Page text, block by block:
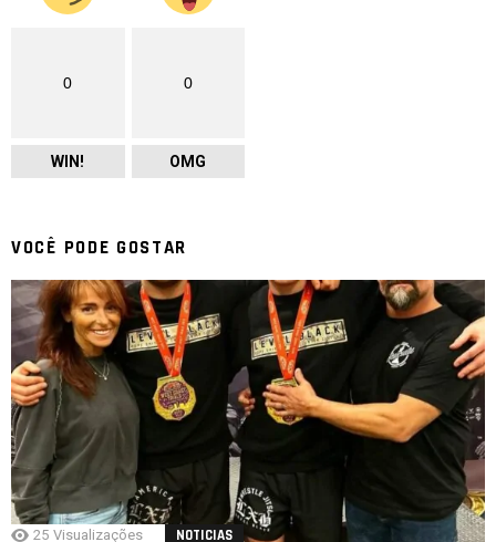
0
WIN!
0
OMG
VOCÊ PODE GOSTAR
25 Visualizações NOTICIAS